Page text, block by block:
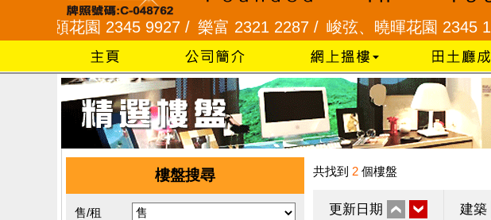
頣花園 2345 9927 /樂富 2321 2287 / 峻弦、曉暉花園 2345 1286 /
樓盤搜尋
售/租
共找到 2 個樓盤
更新日期 建築